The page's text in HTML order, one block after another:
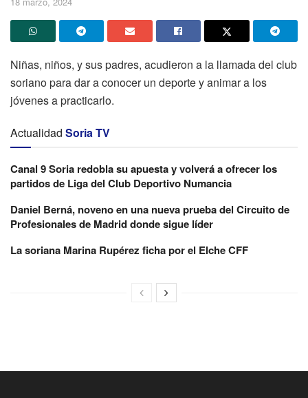
Niñas, niños, y sus padres, acudieron a la llamada del club
soriano para dar a conocer un deporte y animar a los
jóvenes a practicarlo.
Actualidad Soria TV
Canal 9 Soria redobla su apuesta y volverá a ofrecer los
partidos de Liga del Club Deportivo Numancia
Daniel Berná, noveno en una nueva prueba del Circuito de
Profesionales de Madrid donde sigue líder
La soriana Marina Rupérez ficha por el Elche CFF